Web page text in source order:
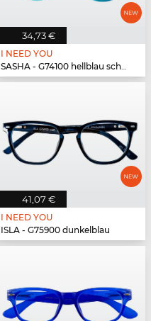
34,73 €
I NEED YOU
SASHA - G74100 hellblau schwarz
41,07 €
I NEED YOU
ISLA - G75900 dunkelblau